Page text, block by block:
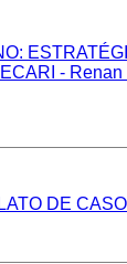
-
DE